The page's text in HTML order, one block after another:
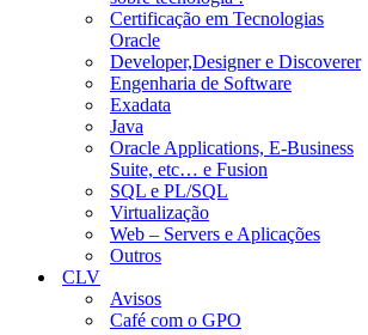
Certificação em Tecnologias
Oracle
Developer,Designer e Discoverer
Engenharia de Software
Exadata
Java
Oracle Applications, E-Business
Suite, etc… e Fusion
SQL e PL/SQL
Virtualização
Web – Servers e Aplicações
Outros
CLV
Avisos
Café com o GPO